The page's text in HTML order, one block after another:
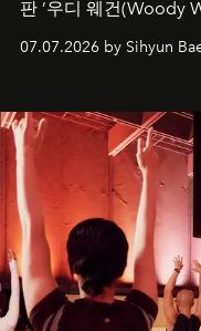
판 ’우디 웨건(Woody
07.07.2026 by Sihyun